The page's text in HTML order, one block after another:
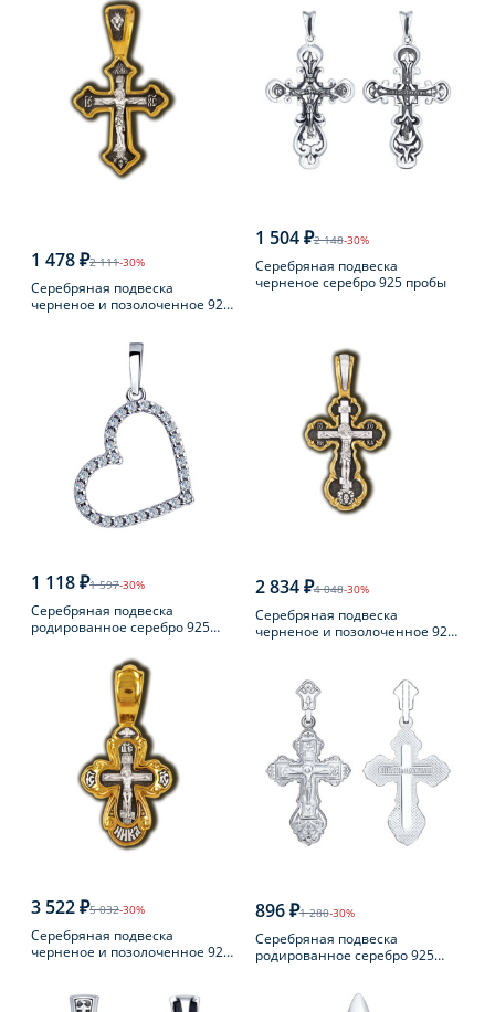
1 478 ₽2 111-30%
Серебряная подвеска
черненое и позолоченное 925
1 504 ₽2 148-30%
Серебряная подвеска
черненое серебро 925 пробы
1 118 ₽1 597-30%
Серебряная подвеска
родированное серебро 925
2 834 ₽4 048-30%
Серебряная подвеска
черненое и позолоченное 925
3 522 ₽5 032-30%
Серебряная подвеска
черненое и позолоченное 925
896 ₽1 280-30%
Серебряная подвеска
родированное серебро 925